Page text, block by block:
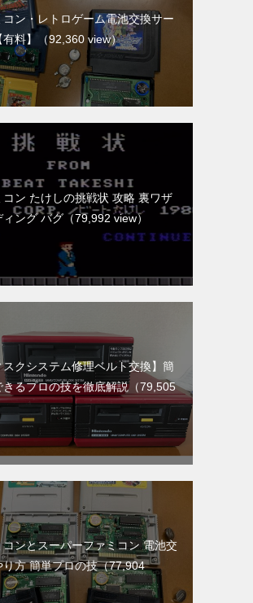
コン・レトロゲーム電池交換サー
料】
（92,360 view）
コン たけしの挑戦状 攻略 裏ワザ
ィング バグ （79,992 view）
スクシステム修理ベルト交換】簡
きるプロの技を徹底解説（79,505
コンとスーパーファミコン 電池交
り方 簡単プロの技（77,904